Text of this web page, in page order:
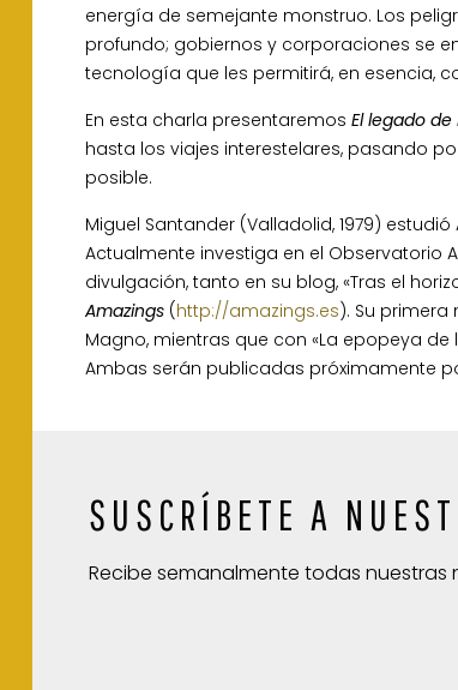
energía de semejante monstruo. Los
profundo; gobiernos y corporaciones se
tecnología que les permitirá, en esencia,
En esta charla presentaremosEl legado
hasta los viajes interestelares, pasando
posible.
Miguel Santander (Valladolid, 1979)
Actualmente investiga en el Observatorio
divulgación, tanto en su blog, «Tras el
Amazings (http://amazings.es). Su primera
Magno, mientras que con «La epopeya
Ambas serán publicadas próximamente
SUSCRÍBETE A
Recibe semanalmente todas nuestras